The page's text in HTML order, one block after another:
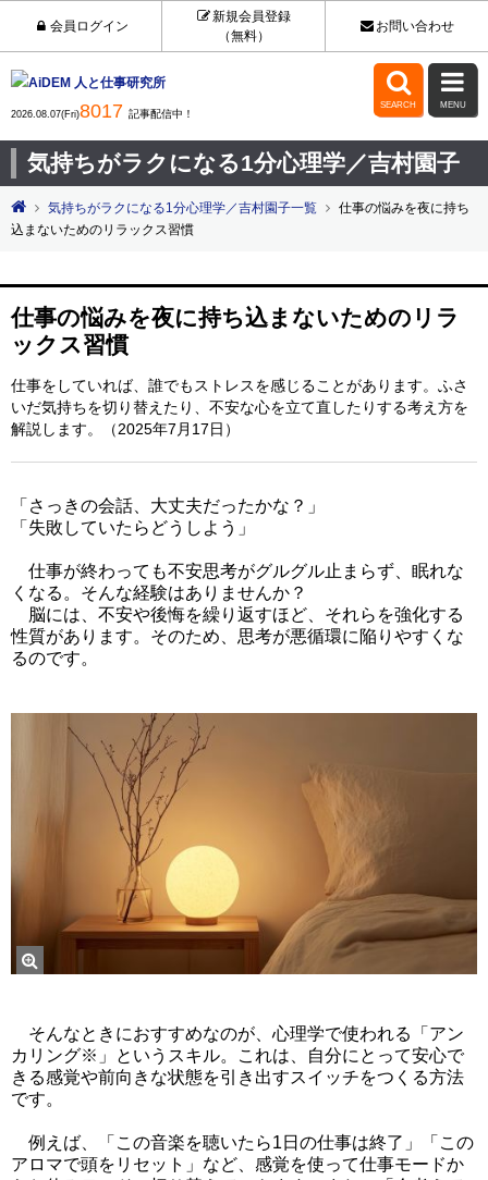
会員ログイン
新規会員登録
（無料）
お問い合わせ
2026.08.07(Fri)8017 記事配信中！

SEARCH

MENU
気持ちがラクになる1分心理学／吉村園子
気持ちがラクになる1分心理学／吉村園子一覧
仕事の悩みを夜に持ち
込まないためのリラックス習慣
仕事の悩みを夜に持ち込まないためのリラ
ックス習慣
仕事をしていれば、誰でもストレスを感じることがあります。ふさ
いだ気持ちを切り替えたり、不安な心を立て直したりする考え方を
解説します。（2025年7月17日）
「さっきの会話、大丈夫だったかな？」
「失敗していたらどうしよう」
仕事が終わっても不安思考がグルグル止まらず、眠れな
くなる。そんな経験はありませんか？
脳には、不安や後悔を繰り返すほど、それらを強化する
性質があります。そのため、思考が悪循環に陥りやすくな
るのです。
そんなときにおすすめなのが、心理学で使われる「アン
カリング※」というスキル。これは、自分にとって安心で
きる感覚や前向きな状態を引き出すスイッチをつくる方法
です。
例えば、「この音楽を聴いたら1日の仕事は終了」「この
アロマで頭をリセット」など、感覚を使って仕事モードか